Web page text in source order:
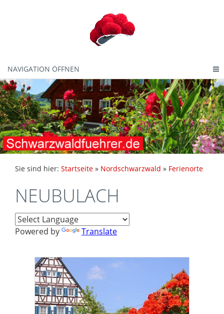
NAVIGATION ÖFFNEN
Sie sind hier: Startseite » Nordschwarzwald » Ferienorte
NEUBULACH
Powered by Translate